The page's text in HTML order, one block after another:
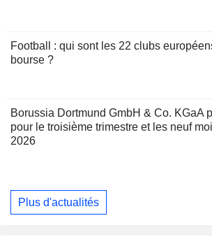
Football : qui sont les 22 clubs
bourse ?
Borussia Dortmund GmbH & Co. KGaA
pour le troisième trimestre et les neuf
2026
Plus d'actualités